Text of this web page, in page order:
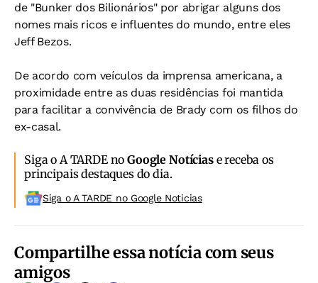
de "Bunker dos Bilionários" por abrigar alguns dos
nomes mais ricos e influentes do mundo, entre eles
Jeff Bezos.
De acordo com veículos da imprensa americana, a
proximidade entre as duas residências foi mantida
para facilitar a convivência de Brady com os filhos do
ex-casal.
Siga o A TARDE noGoogle Notíciase receba os
principais destaques do dia.
Siga o A TARDE no Google Noticias
Compartilhe essa notícia com seus
amigos